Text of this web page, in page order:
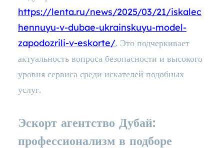
https://lenta.ru/news/2025/03/21/iskalec
hennuyu-v-dubae-ukrainskuyu-model-
zapodozrili-v-eskorte/. Это подчеркивает
актуальность вопроса безопасности и высокого
уровня сервиса среди искателей подобных
услуг.
Эскорт агентство Дубай:
профессионализм в подборе